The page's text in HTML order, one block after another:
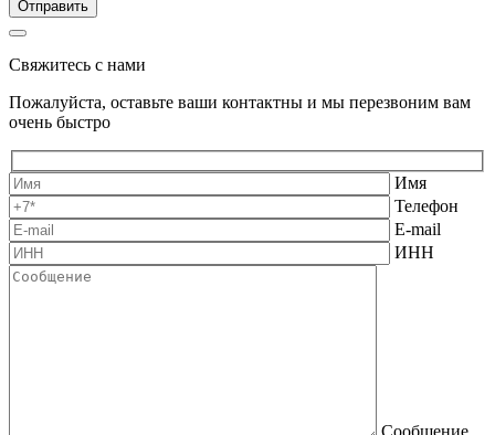
Свяжитесь с нами
Пожалуйста, оставьте ваши контактны и мы перезвоним вам
очень быстро
Имя
Телефон
E-mail
ИНН
Сообщение